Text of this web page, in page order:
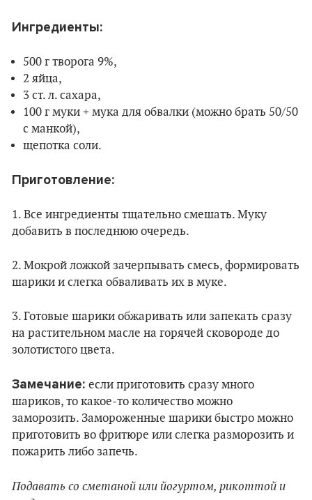
Ингредиенты:
500 г творога 9%,
2 яйца,
3 ст. л. сахара,
100 г муки + мука для обвалки (можно брать 50/50
с манкой),
щепотка соли.
Приготовление:
1. Все ингредиенты тщательно смешать. Муку
добавить в последнюю очередь.
2. Мокрой ложкой зачерпывать смесь, формировать
шарики и слегка обваливать их в муке.
3. Готовые шарики обжаривать или запекать сразу
на растительном масле на горячей сковороде до
золотистого цвета.
Замечание: если приготовить сразу много
шариков, то какое-то количество можно
заморозить. Замороженные шарики быстро можно
приготовить во фритюре или слегка разморозить и
пожарить либо запечь.
Подавать со сметаной или йогуртом, рикоттой и